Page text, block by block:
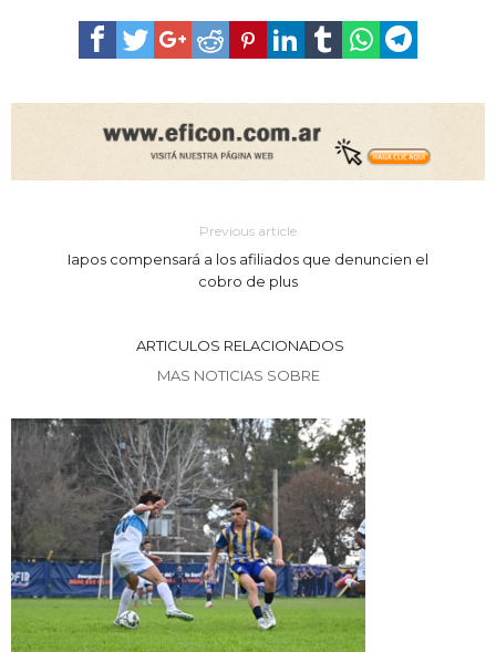
Previous article
Iapos compensará a los afiliados que denuncien el
cobro de plus
ARTICULOS RELACIONADOS
MAS NOTICIAS SOBRE